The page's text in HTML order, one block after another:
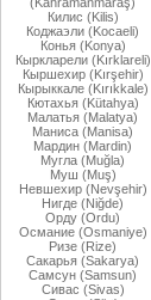
Килис (Kilis)
Коджаэли (Kocaeli)
Конья (Konya)
Кыркларели (Kırklareli)
Кыршехир (Kırşehir)
Кырыккале (Kırıkkale)
Кютахья (Kütahya)
Малатья (Malatya)
Маниса (Manisa)
Мардин (Mardin)
Мугла (Muğla)
Муш (Muş)
Невшехир (Nevşehir)
Нигде (Niğde)
Орду (Ordu)
Османие (Osmaniye)
Ризе (Rize)
Сакарья (Sakarya)
Самсун (Samsun)
Сивас (Sivas)